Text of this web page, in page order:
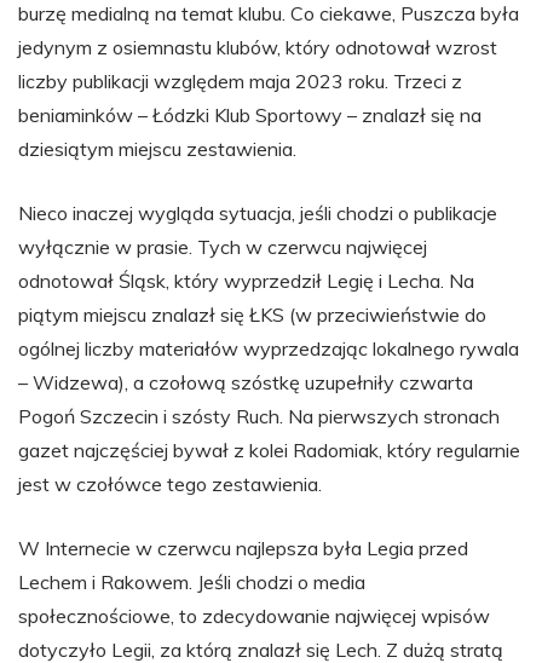
burzę medialną na temat klubu. Co ciekawe, Puszcza była
jedynym z osiemnastu klubów, który odnotował wzrost
liczby publikacji względem maja 2023 roku. Trzeci z
beniaminków – Łódzki Klub Sportowy – znalazł się na
dziesiątym miejscu zestawienia.
Nieco inaczej wygląda sytuacja, jeśli chodzi o publikacje
wyłącznie w prasie. Tych w czerwcu najwięcej
odnotował Śląsk, który wyprzedził Legię i Lecha. Na
piątym miejscu znalazł się ŁKS (w przeciwieństwie do
ogólnej liczby materiałów wyprzedzając lokalnego rywala
– Widzewa), a czołową szóstkę uzupełniły czwarta
Pogoń Szczecin i szósty Ruch. Na pierwszych stronach
gazet najczęściej bywał z kolei Radomiak, który regularnie
jest w czołówce tego zestawienia.
W Internecie w czerwcu najlepsza była Legia przed
Lechem i Rakowem. Jeśli chodzi o media
społecznościowe, to zdecydowanie najwięcej wpisów
dotyczyło Legii, za którą znalazł się Lech. Z dużą stratą